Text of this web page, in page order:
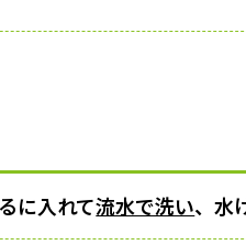
に入れて流水で洗い、水